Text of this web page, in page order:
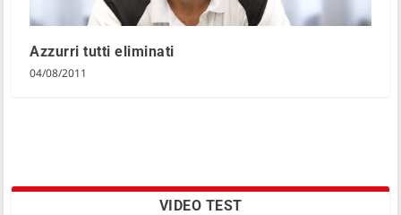
Azzurri tutti eliminati
04/08/2011
VIDEO TEST